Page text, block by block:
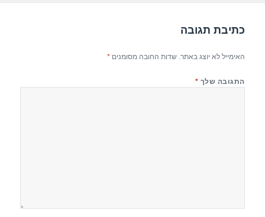
כתיבת תגובה
האימייל לא יוצג באתר. שדות החובה מסומנים*
התגובה שלך *